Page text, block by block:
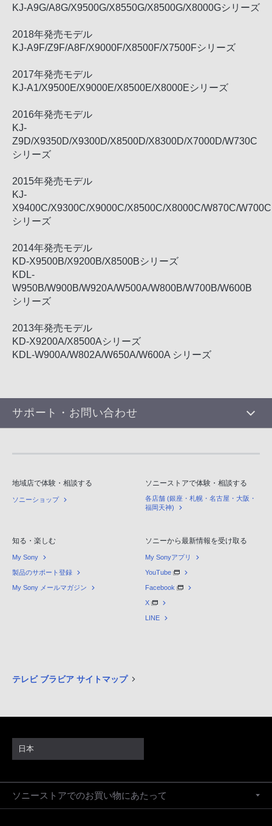
KJ-A9G/A8G/X9500G/X8550G/X8500G/X8000Gシリーズ
2018年発売モデル
KJ-A9F/Z9F/A8F/X9000F/X8500F/X7500Fシリーズ
2017年発売モデル
KJ-A1/X9500E/X9000E/X8500E/X8000Eシリーズ
2016年発売モデル
KJ-
Z9D/X9350D/X9300D/X8500D/X8300D/X7000D/W730C
シリーズ
2015年発売モデル
KJ-
X9400C/X9300C/X9000C/X8500C/X8000C/W870C/W700C
シリーズ
2014年発売モデル
KD-X9500B/X9200B/X8500Bシリーズ
KDL-
W950B/W900B/W920A/W500A/W800B/W700B/W600B
シリーズ
2013年発売モデル
KD-X9200A/X8500Aシリーズ
KDL-W900A/W802A/W650A/W600A シリーズ
サポート・お問い合わせ
地域店で体験・相談する
ソニーショップ
ソニーストアで体験・相談する
各店舗 (銀座・札幌・名古屋・大阪・
福岡天神)
知る・楽しむ
My Sony
製品のサポート登録
My Sony メールマガジン
ソニーから最新情報を受け取る
My Sonyアプリ
YouTube
Facebook
X
LINE
テレビ ブラビア サイトマップ
日本
ソニーストアでのお買い物にあたって